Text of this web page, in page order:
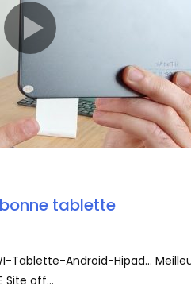
tablette
Tablette-Android-Hipad…
Site off...